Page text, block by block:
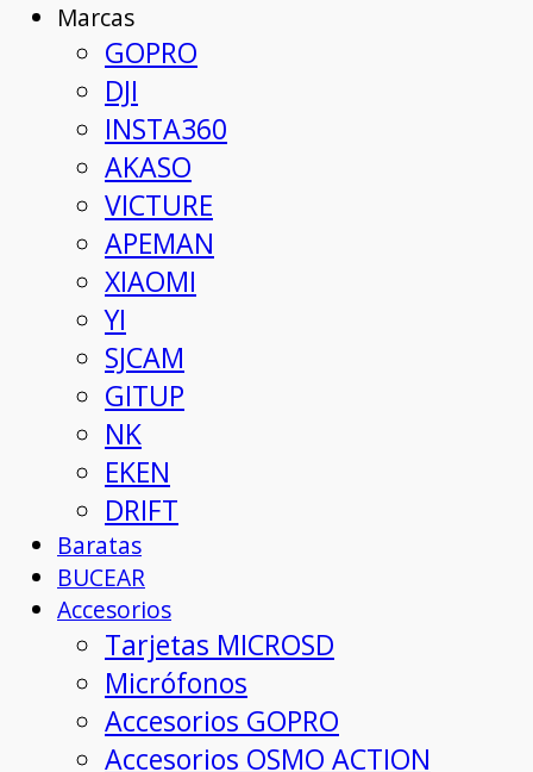
Marcas
GOPRO
DJI
INSTA360
AKASO
VICTURE
APEMAN
XIAOMI
YI
SJCAM
GITUP
NK
EKEN
DRIFT
Baratas
BUCEAR
Accesorios
Tarjetas MICROSD
Micrófonos
Accesorios GOPRO
Accesorios OSMO ACTION